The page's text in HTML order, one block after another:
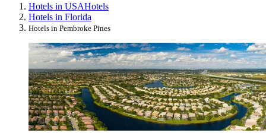
Hotels in USAHotels
Hotels in Florida
Hotels in Pembroke Pines